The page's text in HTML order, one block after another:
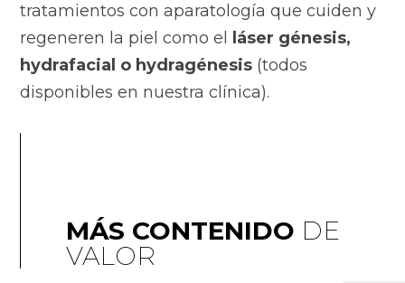
tratamientos con aparatología que cuiden y
regeneren la piel como el láser génesis,
hydrafacial o hydragénesis (todos
disponibles en nuestra clínica).
MÁS CONTENIDO DE
VALOR